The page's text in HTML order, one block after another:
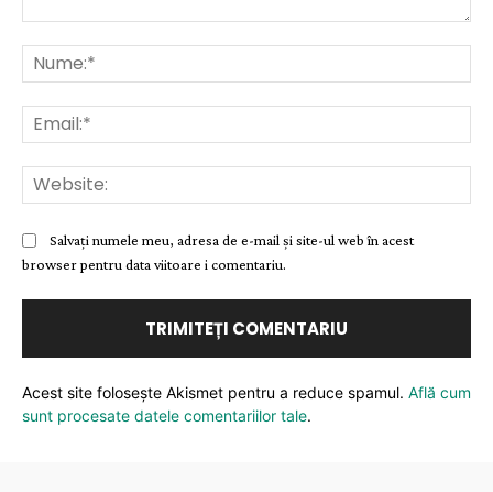
Salvați numele meu, adresa de e-mail și site-ul web în acest
browser pentru data viitoare i comentariu.
Acest site folosește Akismet pentru a reduce spamul. Află cum
sunt procesate datele comentariilor tale.